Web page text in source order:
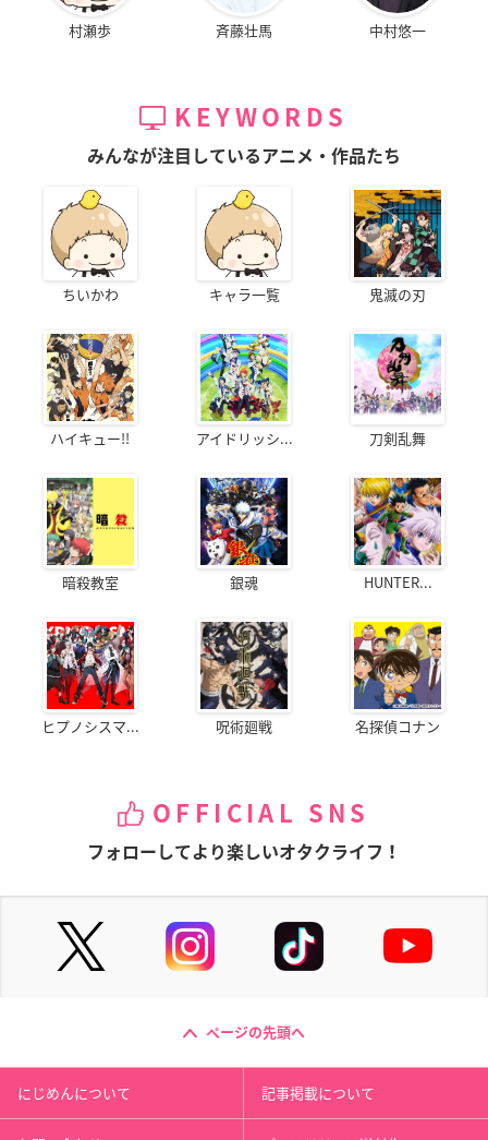
村瀬歩 斉藤壮馬 中村悠一
KEYWORDS
みんなが注目しているアニメ・作品たち
ちいかわ キャラ一覧 鬼滅の刃
ハイキュー!! アイドリッシ... 刀剣乱舞
暗殺教室 銀魂 HUNTER...
ヒプノシスマ... 呪術廻戦 名探偵コナン
OFFICIAL SNS
フォローしてより楽しいオタクライフ！
ページの先頭へ
にじめんについて 記事掲載について